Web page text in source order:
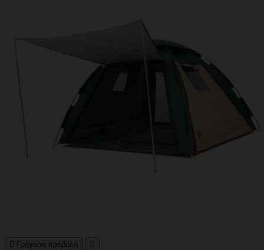
 Γρήγορη προβολή 